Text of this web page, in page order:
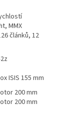
MMX
článků, 12
ISIS 155 mm
200 mm
200 mm